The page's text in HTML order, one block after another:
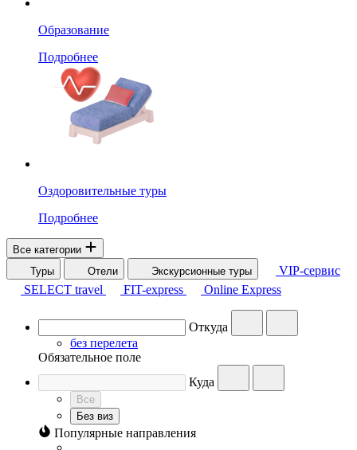
Образование
Подробнее
Оздоровительные туры
Подробнее
Все категории
Туры
Отели Экскурсионные туры
VIP-сервис
SELECT travel
FIT-express Online Express
Откуда
без перелета
Обязательное поле
Куда
Все
Без виз
Популярные направления